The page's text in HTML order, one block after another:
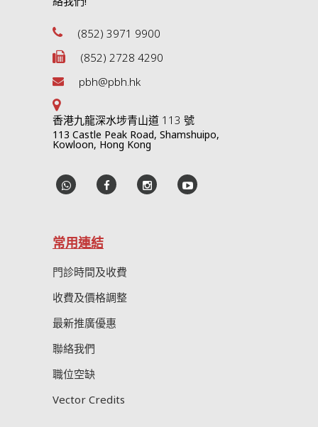
(852) 3971 9900
(852) 2728 4290
pbh@pbh.hk
香港九龍深水埗青山道 113 號
113 Castle Peak Road, Shamshuipo,
Kowloon, Hong Kong
常用連結
門診時間及收費
收費及價格調整
最新推廣優惠
聯絡我們
職位空缺
Vector Credits